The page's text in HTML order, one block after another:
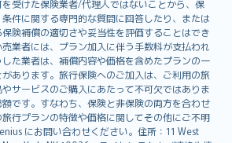
受けた保険業者/代理人ではないことから、保
件に関する専門的な質問に回答したり、または
険補償の適切さや妥当性を評価することはでき
業者には、プラン加入に伴う手数料が支払われ
た業者は、補償内容や価格を含めたプランの一
あります。旅行保険へのご加入は、ご利用の旅
サービスのご購入にあたって不可欠ではありま
です。すなわち、保険と非保険の両方を合わせ
行プランの特徴や価格に関してその他にご不明
にお問い合わせください。住所：11 West